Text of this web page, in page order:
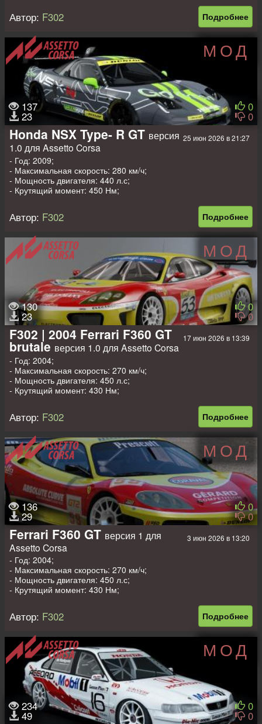
Подробнее
Автор: F302
МОД
137
23
0
0
25 июн 2026 в 21:27
Honda NSX Type- R GT версия
1.0 для Assetto Corsa
- Год: 2009;
- Максимальная скорость: 280 км/ч;
- Мощность двигателя: 440 л.с;
- Крутящий момент: 450 Нм;
Подробнее
Автор: F302
МОД
130
23
0
0
17 июн 2026 в 13:39
F302 | 2004 Ferrari F360 GT
brutale версия 1.0 для Assetto Corsa
- Год: 2004;
- Максимальная скорость: 270 км/ч;
- Мощность двигателя: 450 л.с;
- Крутящий момент: 430 Нм;
Подробнее
Автор: F302
МОД
136
29
0
0
3 июн 2026 в 13:20
Ferrari F360 GT версия 1 для
Assetto Corsa
- Год: 2004;
- Максимальная скорость: 270 км/ч;
- Мощность двигателя: 450 л.с;
- Крутящий момент: 430 Нм;
Подробнее
Автор: F302
МОД
234
49
0
0